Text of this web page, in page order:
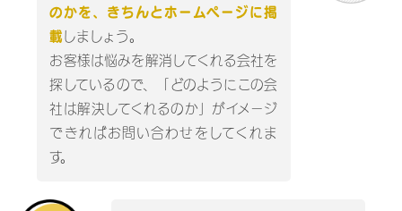
のかを、きちんとホームページに掲
載しましょう。
お客様は悩みを解消してくれる会社を
探しているので、「どのようにこの会
社は解決してくれるのか」がイメージ
できればお問い合わせをしてくれま
す。